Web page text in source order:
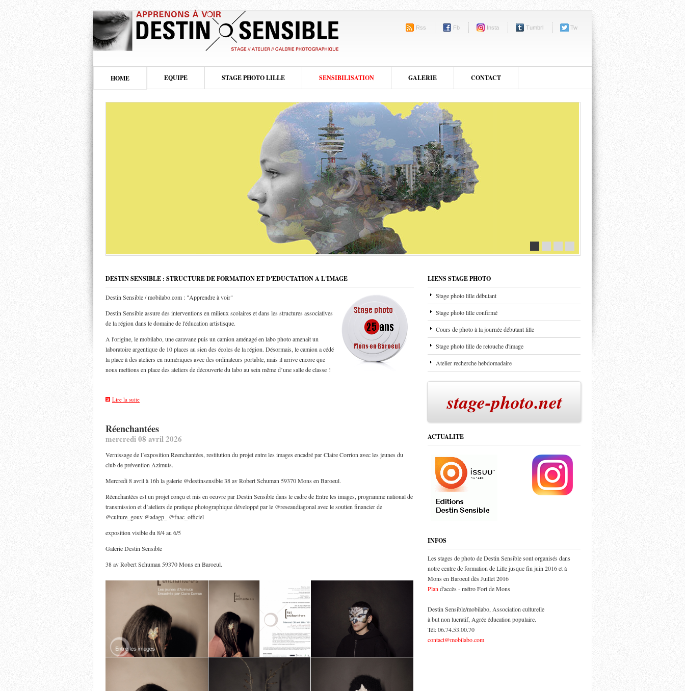
Rss Fb Insta Tumbrl Tw
HOME EQUIPE STAGE PHOTO LILLE SENSIBILISATION GALERIE CONTACT
DESTIN SENSIBLE : STRUCTURE DE FORMATION ET D'EDUCTATION A L'IMAGE
Destin Sensible / mobilabo.com : "Apprendre à voir"
Destin Sensible assure des interventions en milieux scolaires et dans les structures associatives
de la région dans le domaine de l'éducation artistisque.
A l'origine, le mobilabo, une caravane puis un camion aménagé en labo photo amenait un
laboratoire argentique de 10 places au sien des écoles de la région. Désormais, le camion a cédé
la place à des ateliers en numériques avec des ordinateurs portable, mais il arrive encore que
nous mettions en place des ateliers de découverte du labo au sein même d’une salle de classe !
Lire la suite
Réenchantées
mercredi 08 avril 2026
Vernissage de l’exposition Reenchantées, restitution du projet entre les images encadré par Claire Corrion avec les jeunes du
club de prévention Azimuts.
Mercredi 8 avril à 16h la galerie @destinsensible 38 av Robert Schuman 59370 Mons en Baroeul.
Réenchantées est un projet conçu et mis en oeuvre par Destin Sensible dans le cadre de Entre les images, programme national de
transmission et d’ateliers de pratique photographique développé par le @reseaudiagonal avec le soutien financier de
@culture_gouv @adagp_ @fnac_officiel
exposition visible du 8/4 au 6/5
Galerie Destin Sensible
38 av Robert Schuman 59370 Mons en Baroeul.
LIENS STAGE PHOTO
Stage photo lille débutant
Stage photo lille confirmé
Cours de photo à la journée débutant lille
Stage photo lille de retouche d'image
Atelier recherche hebdomadaire
stage-photo.net
ACTUALITE
INFOS
Les stages de photo de Destin Sensible sont organisés dans
notre centre de formation de Lille jusque fin juin 2016 et à
Mons en Baroeul dès Juillet 2016
Plan d'accès - métro Fort de Mons
Destin Sensible/mobilabo, Association culturelle
à but non lucratif, Agrée éducation populaire.
Tél: 06.74.53.00.70
contact@mobilabo.com